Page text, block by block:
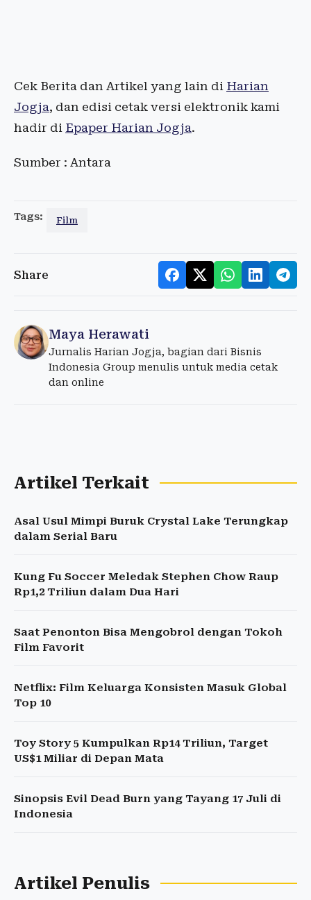
Cek Berita dan Artikel yang lain di Harian
Jogja, dan edisi cetak versi elektronik kami
hadir di Epaper Harian Jogja.
Sumber : Antara
Tags: Film
Share
Maya Herawati
Jurnalis Harian Jogja, bagian dari Bisnis
Indonesia Group menulis untuk media cetak
dan online
Artikel Terkait
Asal Usul Mimpi Buruk Crystal Lake Terungkap
dalam Serial Baru
Kung Fu Soccer Meledak Stephen Chow Raup
Rp1,2 Triliun dalam Dua Hari
Saat Penonton Bisa Mengobrol dengan Tokoh
Film Favorit
Netflix: Film Keluarga Konsisten Masuk Global
Top 10
Toy Story 5 Kumpulkan Rp14 Triliun, Target
US$1 Miliar di Depan Mata
Sinopsis Evil Dead Burn yang Tayang 17 Juli di
Indonesia
Artikel Penulis